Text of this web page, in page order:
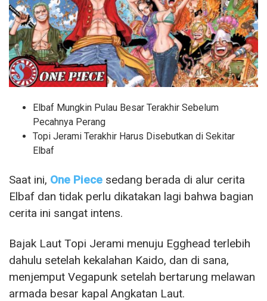
Elbaf Mungkin Pulau Besar Terakhir Sebelum
Pecahnya Perang
Topi Jerami Terakhir Harus Disebutkan di Sekitar
Elbaf
Saat ini, One Piece sedang berada di alur cerita
Elbaf dan tidak perlu dikatakan lagi bahwa bagian
cerita ini sangat intens.
Bajak Laut Topi Jerami menuju Egghead terlebih
dahulu setelah kekalahan Kaido, dan di sana,
menjemput Vegapunk setelah bertarung melawan
armada besar kapal Angkatan Laut.